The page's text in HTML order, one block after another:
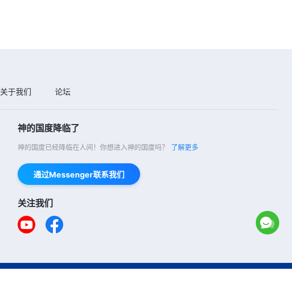
关于我们 论坛
神的国度降临了
神的国度已经降临在人间！你想进入神的国度吗？ 了解更多
通过Messenger联系我们
关注我们